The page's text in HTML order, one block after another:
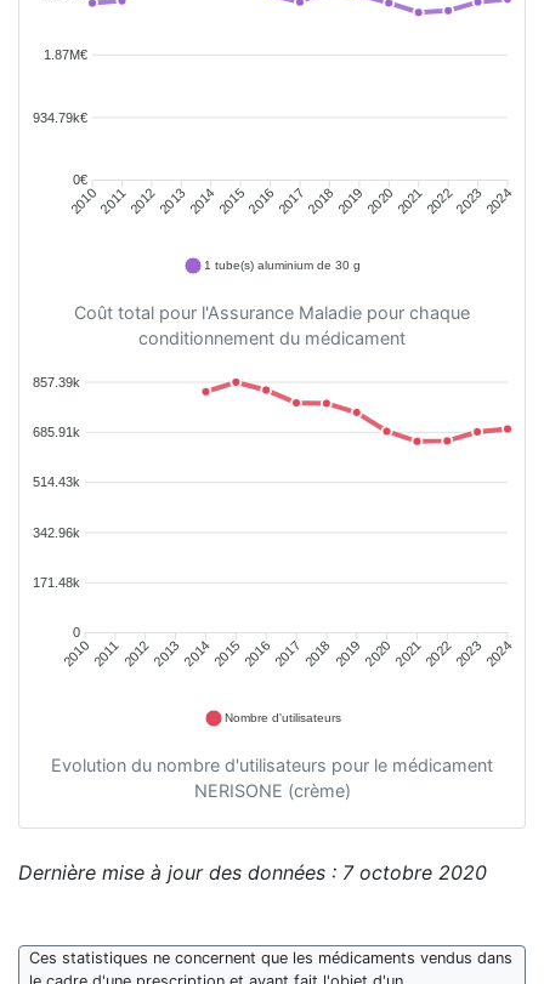
1.87M€
934.79k€
0€
201020112012201320142015201620172018201920202021202220232024
1 tube(s) aluminium de 30 g
Coût total pour l'Assurance Maladie pour chaque
conditionnement du médicament
857.39k
685.91k
514.43k
342.96k
171.48k
0
20102011201220132014201520162017 2018 201920202021202220232024
Nombre d'utilisateurs
Evolution du nombre d'utilisateurs pour le médicament
NERISONE (crème)
Dernière mise à jour des données : 7 octobre 2020
Ces statistiques ne concernent que les médicaments vendus dans